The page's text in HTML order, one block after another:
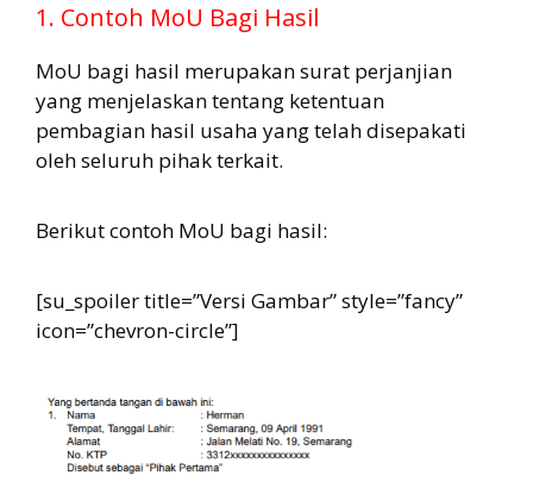
1. Contoh MoU Bagi Hasil
MoU bagi hasil merupakan surat perjanjian
yang menjelaskan tentang ketentuan
pembagian hasil usaha yang telah disepakati
oleh seluruh pihak terkait.
Berikut contoh MoU bagi hasil:
[su_spoiler title=”Versi Gambar” style=”fancy”
icon=”chevron-circle”]